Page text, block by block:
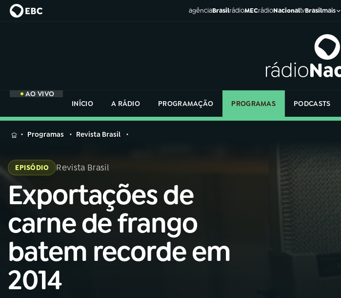
agênciaBrasilrádioMECrádioNacionaltvBrasilmais
AO VIVO
INÍCIO
A RÁDIO PROGRAMAÇÃO PROGRAMAS PODCASTS
MENU
Buscar
na
Rádio
Nacional
AO VIVO
01 INÍCIO
02 A RÁDIO
na
Rádio
Programas Revista Brasil
EPISÓDIO Revista Brasil
Exportações de
carne de frango
batem recorde em
2014